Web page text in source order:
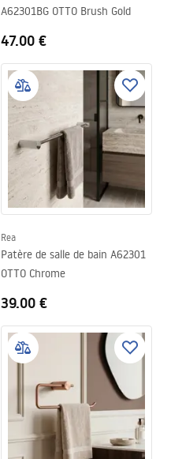
A62301BG OTTO Brush Gold
47.00 €
Rea
Patère de salle de bain A62301
OTTO Chrome
39.00 €